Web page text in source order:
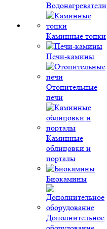
Водонагреватели
Каминные топки
Печи-камины
Отопительные
печи
Каминные
облицовки и
порталы
Биокамины
Дополнительное